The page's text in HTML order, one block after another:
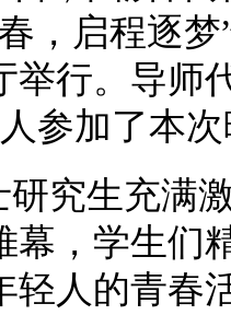
，启程逐
举行。导师
参加了本
研究生充满
幕，学生们
轻人的青春